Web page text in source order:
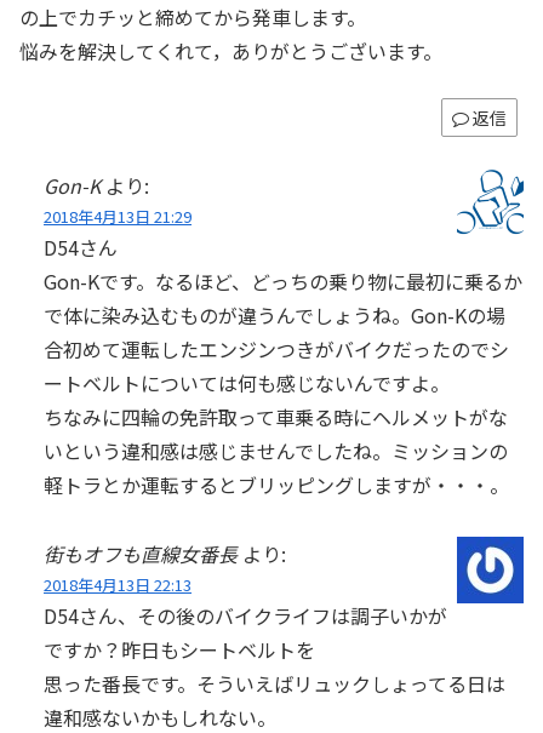
の上でカチッと締めてから発車します。
悩みを解決してくれて，ありがとうございます。
返信
Gon-K より:
2018年4月13日 21:29
D54さん
Gon-Kです。なるほど、どっちの乗り物に最初に乗るか
で体に染み込むものが違うんでしょうね。Gon-Kの場
合初めて運転したエンジンつきがバイクだったのでシ
ートベルトについては何も感じないんですよ。
ちなみに四輪の免許取って車乗る時にヘルメットがな
いという違和感は感じませんでしたね。ミッションの
軽トラとか運転するとブリッピングしますが・・・。
街もオフも直線女番長 より:
2018年4月13日 22:13
D54さん、その後のバイクライフは調子いかが
ですか？昨日もシートベルトを
思った番長です。そういえばリュックしょってる日は
違和感ないかもしれない。